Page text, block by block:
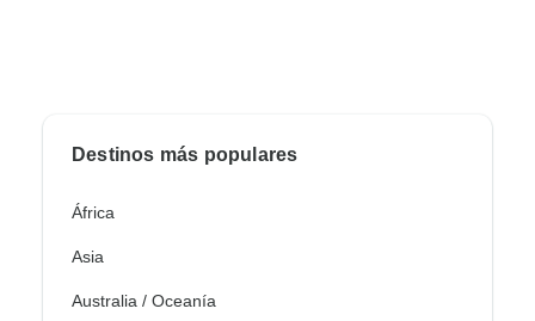
Destinos más populares
África
Asia
Australia / Oceanía